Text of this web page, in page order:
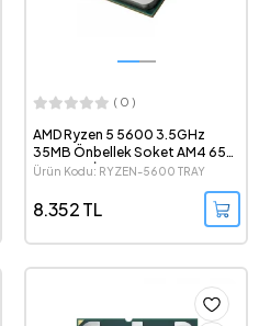
( 0 )
AMD Ryzen 5 5600 3.5GHz
35MB Önbellek Soket AM4 65W
7nm Tray İşlemci
Ürün Kodu: RYZEN-5600 TRAY
8.352 TL